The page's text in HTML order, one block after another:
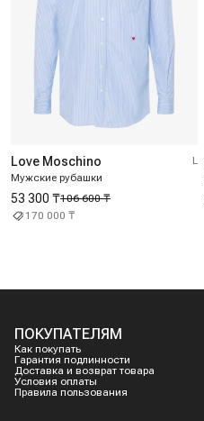
Love Moschino
Мужские рубашки
L
106 600 ₸
53 300 ₸
170 000 ₸
ПОКУПАТЕЛЯМ
Как покупать
Гарантия подлинности
Доставка и возврат товара
Условия оплаты
Правила пользования